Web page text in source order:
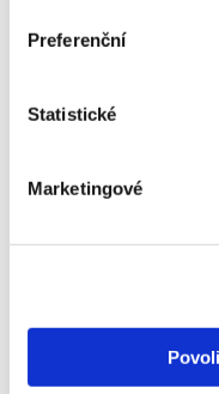
Preferenční
Statistické
Marketingové
informace jsou